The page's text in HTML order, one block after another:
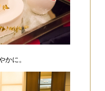
かに。